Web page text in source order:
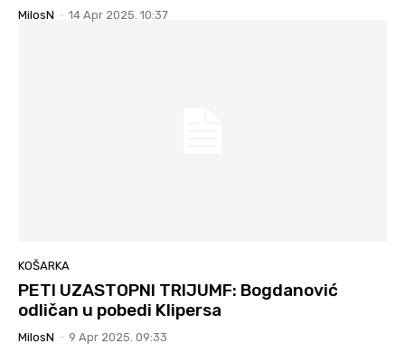
MilosN - 14 Apr 2025. 10:37
KOŠARKA
PETI UZASTOPNI TRIJUMF: Bogdanović
odličan u pobedi Klipersa
MilosN - 9 Apr 2025. 09:33